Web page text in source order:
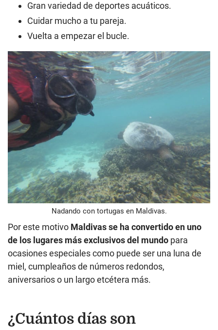
Gran variedad de deportes acuáticos.
Cuidar mucho a tu pareja.
Vuelta a empezar el bucle.
Nadando con tortugas en Maldivas.
Por este motivo Maldivas se ha convertido en uno
de los lugares más exclusivos del mundo para
ocasiones especiales como puede ser una luna de
miel, cumpleaños de números redondos,
aniversarios o un largo etcétera más.
¿Cuántos días son